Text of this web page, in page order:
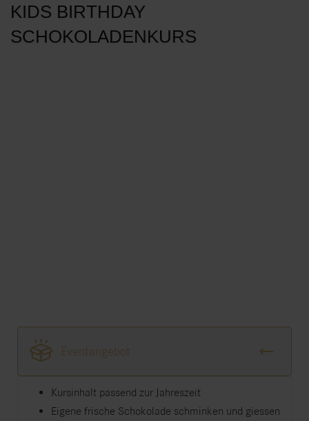
KIDS BIRTHDAY
SCHOKOLADENKURS
Eventangebot
Kursinhalt passend zur Jahreszeit
Eigene frische Schokolade schminken und giessen